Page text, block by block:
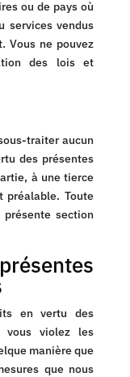
ou de pays où
services vendus
Vous ne pouvez
des lois et
traiter aucun
des présentes
à une tierce
préalable. Toute
section
en vertu des
vous violez les
manière que
que nous